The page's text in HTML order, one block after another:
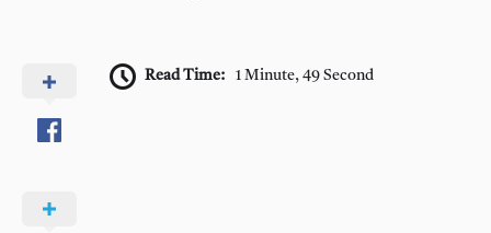
Read Time: 1 Minute, 49 Second